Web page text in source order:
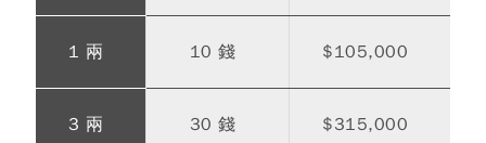
1 兩 10 錢 $105,000
3 兩 30 錢 $315,000